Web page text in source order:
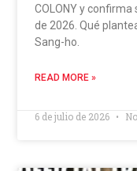
COLONY y
de 2026. Qué
Sang-ho.
READ MORE »
6 de julio de 2026